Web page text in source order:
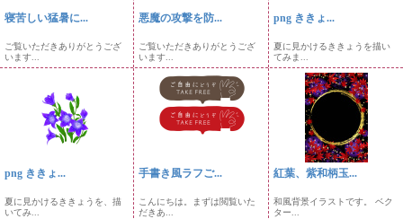
寝苦しい猛暑に...
ご覧いただきありがとうござ
います...
悪魔の攻撃を防...
ご覧いただきありがとうござ
います...
png ききょ...
夏に見かけるききょうを描い
てみま...
png ききょ...
夏に見かけるききょうを、描
いてみ...
手書き風ラフご...
こんにちは。まずは閲覧いた
だきあ...
紅葉、紫和柄玉...
和風背景イラストです。 ベク
ター...